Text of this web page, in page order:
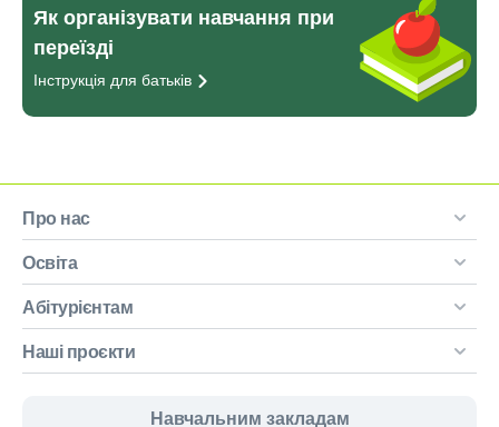
Як організувати навчання при
переїзді
Інструкція для батьків
Про нас
Освіта
Абітурієнтам
Наші проєкти
Навчальним закладам